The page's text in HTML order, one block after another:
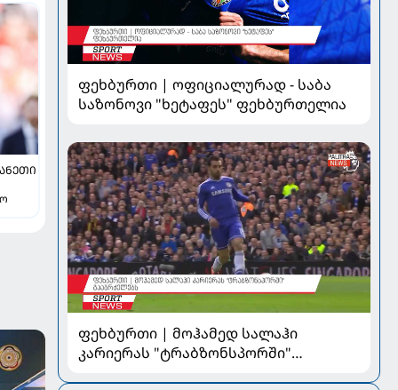
ფეხბურთი | ოფიციალურად - საბა
საზონოვი "ხეტაფეს" ფეხბურთელია
ფეხბურთი | მოჰამედ სალაჰი
კარიერას "ტრაბზონსპორში"